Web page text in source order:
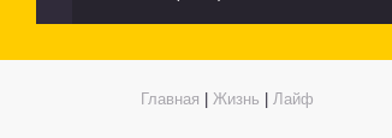
Главная Жизнь Лайф